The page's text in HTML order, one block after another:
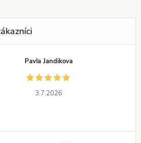
Pavla Jandikova
3.7.2026